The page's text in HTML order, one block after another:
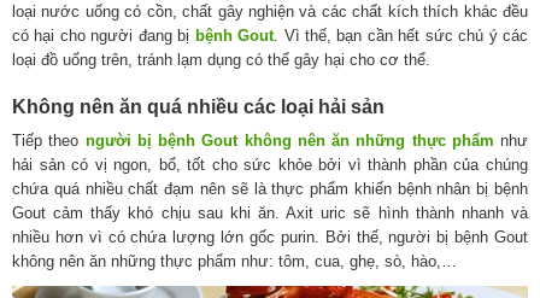
loại nước uống có cồn, chất gây nghiện và các chất kích thích khác đều
có hại cho người đang bị bệnh Gout. Vì thế, bạn cần hết sức chú ý các
loại đồ uống trên, tránh lạm dụng có thể gây hại cho cơ thể.
Không nên ăn quá nhiều các loại hải sản
Tiếp theo người bị bệnh Gout không nên ăn những thực phẩm như
hải sản có vị ngon, bổ, tốt cho sức khỏe bởi vì thành phần của chúng
chứa quá nhiều chất đạm nên sẽ là thực phẩm khiến bệnh nhân bị bệnh
Gout cảm thấy khó chịu sau khi ăn. Axit uric sẽ hình thành nhanh và
nhiều hơn vì có chứa lượng lớn gốc purin. Bởi thế, người bị bệnh Gout
không nên ăn những thực phẩm như: tôm, cua, ghẹ, sò, hào,…